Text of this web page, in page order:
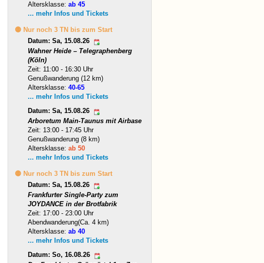
Altersklasse:ab 45
... mehr Infos und Tickets
🟡 Nur noch 3 TN bis zum Start
Datum: Sa, 15.08.26
Wahner Heide – Telegraphenberg
(Köln)
Zeit: 11:00 - 16:30 Uhr
Genußwanderung (12 km)
Altersklasse:40-65
... mehr Infos und Tickets
Datum: Sa, 15.08.26
Arboretum Main-Taunus mit Airbase
Zeit: 13:00 - 17:45 Uhr
Genußwanderung (8 km)
Altersklasse:ab 50
... mehr Infos und Tickets
🟡 Nur noch 3 TN bis zum Start
Datum: Sa, 15.08.26
Frankfurter Single-Party zum
JOYDANCE in der Brotfabrik
Zeit: 17:00 - 23:00 Uhr
Abendwanderung(Ca. 4 km)
Altersklasse:ab 40
... mehr Infos und Tickets
Datum: So, 16.08.26